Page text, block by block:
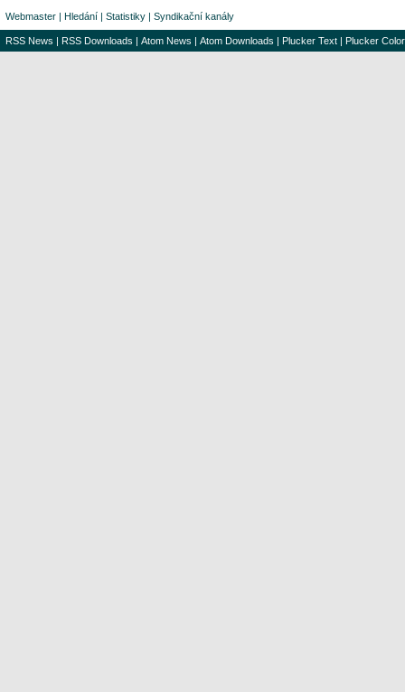
Webmaster | Hledání | Statistiky | Syndikační kanály
RSS News | RSS Downloads | Atom News | Atom Downloads | Plucker Text | Plucker Color